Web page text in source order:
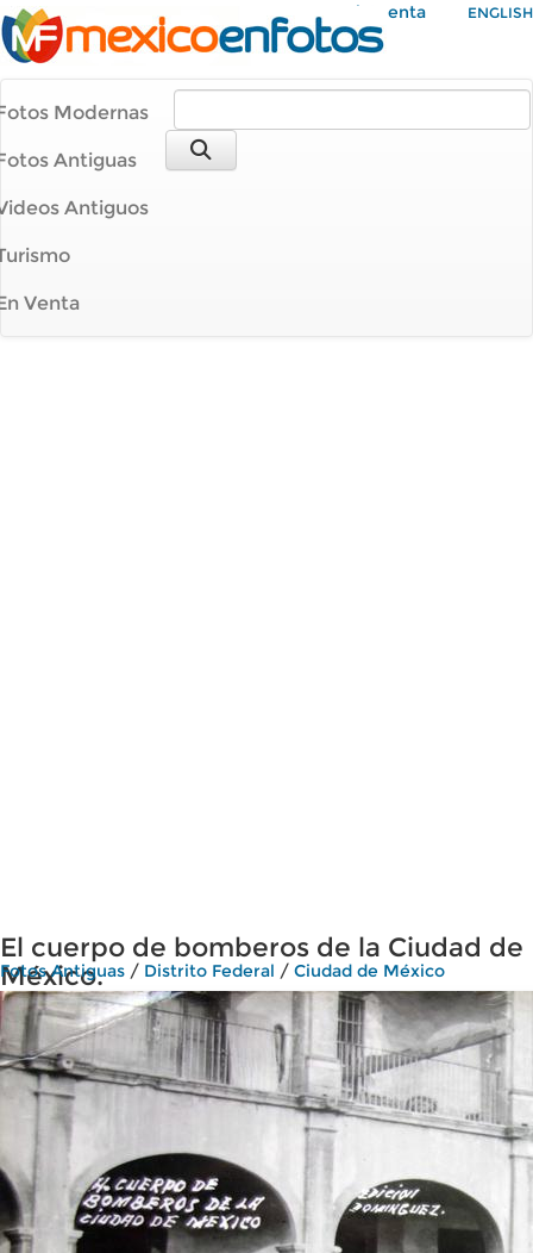
Mi Cuenta ENGLISH
Modernas
Antiguas
Antiguos
Venta
El cuerpo de bomberos de la Ciudad de
México.
Fotos Antiguas / Distrito Federal / Ciudad de México